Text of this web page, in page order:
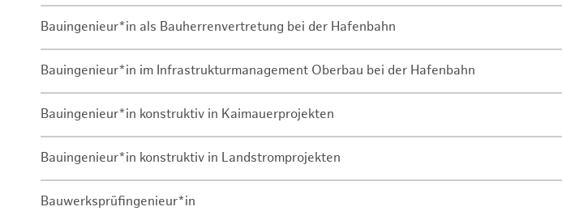
Bauingenieur*in als Bauherrenvertretung bei der Hafenbahn
Bauingenieur*in im Infrastrukturmanagement Oberbau bei der Hafenbahn
Bauingenieur*in konstruktiv in Kaimauerprojekten
Bauingenieur*in konstruktiv in Landstromprojekten
Bauwerksprüfingenieur*in